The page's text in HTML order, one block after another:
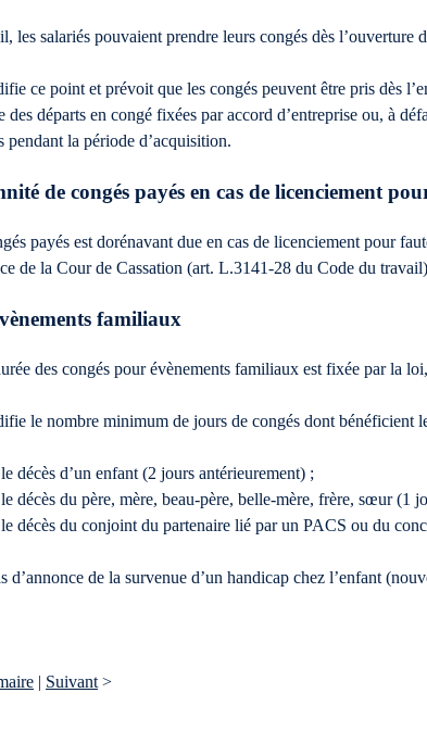
les salariés pouvaient prendre leurs congés dès l’ouverture
ce point et prévoit que les congés peuvent être pris dès
des départs en congé fixées par accord d’entreprise ou, à
pendant la période d’acquisition.
de congés payés en cas de licenciement
payés est dorénavant due en cas de licenciement pour
de la Cour de Cassation (art. L.3141-28 du Code du
familiaux
des congés pour évènements familiaux est fixée par la
le nombre minimum de jours de congés dont bénéficient
décès d’un enfant (2 jours antérieurement) ;
décès du père, mère, beau-père, belle-mère, frère, sœur (1
décès du conjoint du partenaire lié par un PACS ou du
d’annonce de la survenue d’un handicap chez l’enfant
| Suivant >